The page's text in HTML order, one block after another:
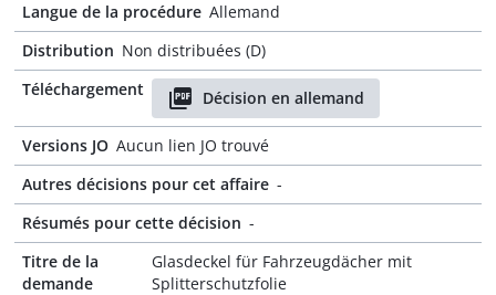
Langue de la procédure Allemand
Distribution Non distribuées (D)
Téléchargement
Décision en allemand
Versions JO Aucun lien JO trouvé
Autres décisions pour cet affaire -
Résumés pour cette décision -
Titre de la
demande
Glasdeckel für Fahrzeugdächer mit
Splitterschutzfolie